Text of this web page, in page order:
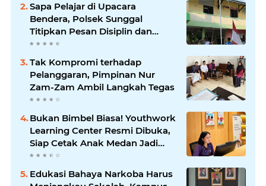
Sapa Pelajar di Upacara
Bendera, Polsek Sunggal
Titipkan Pesan Disiplin dan
Jauhi Kenakalan Remaja
Tak Kompromi terhadap
Pelanggaran, Pimpinan Nur
Zam-Zam Ambil Langkah Tegas
Bukan Bimbel Biasa! Youthwork
Learning Center Resmi Dibuka,
Siap Cetak Anak Medan Jadi
Pemimpin Berstandar Global
Edukasi Bahaya Narkoba Harus